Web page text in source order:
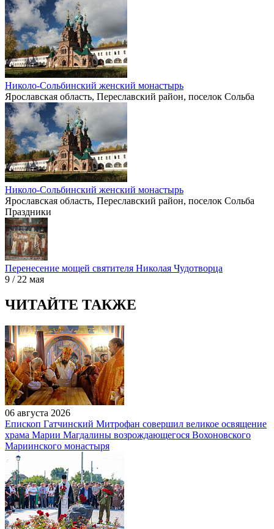
Николо-Сольбинский женский монастырь
Ярославская область, Переславский район, поселок Сольба
Николо-Сольбинский женский монастырь
Ярославская область, Переславский район, поселок Сольба
Праздники
Перенесение мощей святителя Николая Чудотворца
9 / 22 мая
ЧИТАЙТЕ ТАКЖЕ
06 августа 2026
Епископ Гатчинский Митрофан совершил великое освящение
храма Марии Магдалины возрождающегося Вохоновского
Мариинского монастыря